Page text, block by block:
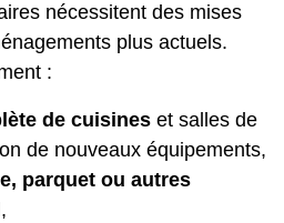
nécessitent des mises
plus actuels.
:
de cuisines et salles de
de nouveaux équipements,
parquet ou autres
,